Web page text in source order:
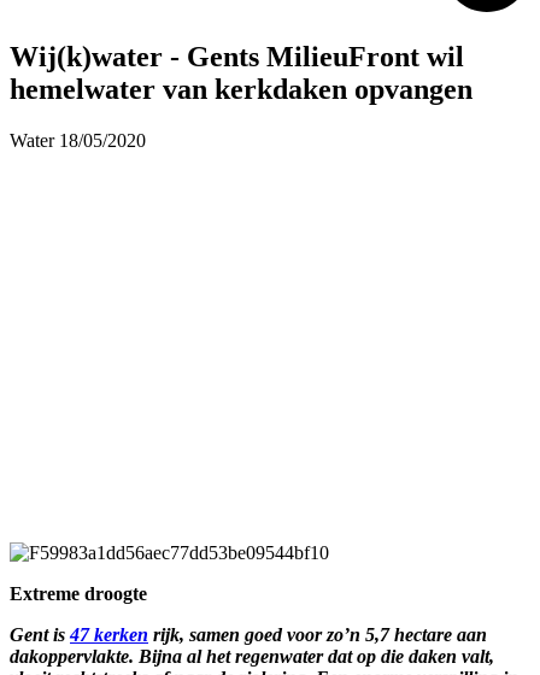
Wij(k)water - Gents MilieuFront wil
hemelwater van kerkdaken opvangen
Water 18/05/2020
Extreme droogte
Gent is47 kerken rijk, samen goed voor zo’n 5,7 hectare aan
dakoppervlakte. Bijna al het regenwater dat op die daken valt,